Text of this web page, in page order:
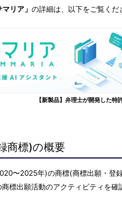
リア」 の詳細は、以下をご覧くだ
【新製品】弁理士が開発した特
商標)の概要
〜2025年)の商標(商標出願・登
標出願活動のアクティビティを確